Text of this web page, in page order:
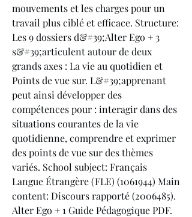
mouvements et les charges pour un
travail plus ciblé et efficace. Structure:
Les 9 dossiers d&#39;Alter Ego + 3
s&#39;articulent autour de deux
grands axes : La vie au quotidien et
Points de vue sur. L&#39;apprenant
peut ainsi développer des
compétences pour : interagir dans des
situations courantes de la vie
quotidienne, comprendre et exprimer
des points de vue sur des thèmes
variés. School subject: Français
Langue Étrangère (FLE) (1061944) Main
content: Discours rapporté (2006485).
Alter Ego + 1 Guide Pédagogique PDF.